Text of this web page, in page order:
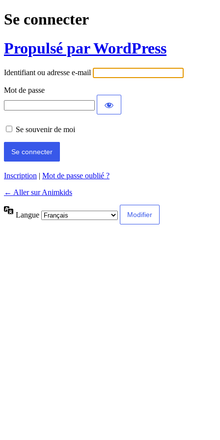
Se connecter
Propulsé par WordPress
Identifiant ou adresse e-mail
Mot de passe
Se souvenir de moi
Inscription | Mot de passe oublié ?
← Aller sur Animkids
Langue